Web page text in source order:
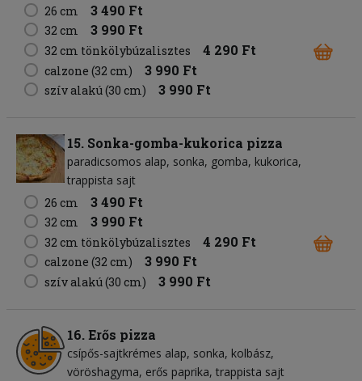
26 cm
3 490 Ft
32 cm 3 990 Ft
32 cm tönkölybúzalisztes 4 290 Ft
calzone (32 cm) 3 990 Ft
szív alakú (30 cm) 3 990 Ft
15. Sonka-gomba-kukorica pizza
paradicsomos alap sonka gomba kukorica
trappista sajt
26 cm
3 490 Ft
32 cm 3 990 Ft
32 cm tönkölybúzalisztes 4 290 Ft
calzone (32 cm) 3 990 Ft
szív alakú (30 cm) 3 990 Ft
16. Erős pizza
csípős-sajtkrémes alap sonka kolbász
vöröshagyma erős paprika trappista sajt